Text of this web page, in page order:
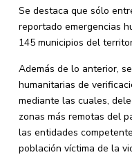
Se destaca que sólo
reportado emergencias
145 municipios del
Además de lo anterior,
humanitarias de
mediante las cuales,
zonas más remotas del
las entidades
población víctima de la